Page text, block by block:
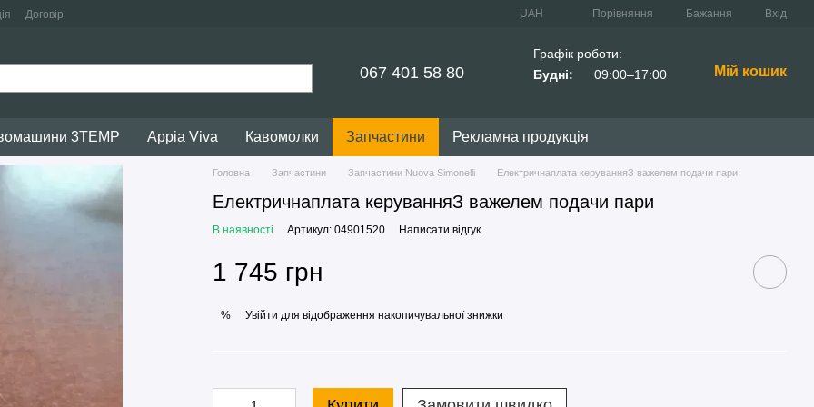
Договір UAH Порівняння Бажання Вхід
067 401 58 80
Графік роботи:
Будні:
09:00–17:00 Мій кошик
3TEMP Appia Viva Кавомолки Запчастини Рекламна продукція
Головна Запчастини Запчастини Nuova Simonelli Електричнаплата керуванняЗ важелем подачи пари
Електричнаплата керуванняЗ важелем подачи пари
В наявності Артикул: 04901520 Написати відгук
1 745 грн
% Увійти для відображення накопичувальної знижки